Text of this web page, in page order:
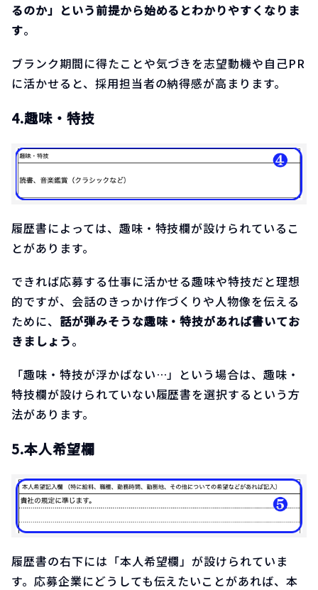
るのか」という前提から始めるとわかりやすくなりま
す。
ブランク期間に得たことや気づきを志望動機や自己PR
に活かせると、採用担当者の納得感が高まります。
4.趣味・特技
履歴書によっては、趣味・特技欄が設けられているこ
とがあります。
できれば応募する仕事に活かせる趣味や特技だと理想
的ですが、会話のきっかけ作づくりや人物像を伝える
ために、 話が弾みそうな趣味・特技があれば書いてお
きましょう。
「趣味・特技が浮かばない…」という場合は、趣味・
特技欄が設けられていない履歴書を選択するという方
法があります。
5.本人希望欄
履歴書の右下には「本人希望欄」が設けられていま
す。応募企業にどうしても伝えたいことがあれば、本